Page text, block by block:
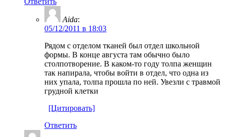
Aida:
05/12/2011 в 18:03
Рядом с отделом тканей был отдел школьной
формы. В конце августа там обычно было
столпотворение. В каком-то году толпа женщин
так напирала, чтобы войти в отдел, что одна из
них упала, толпа прошла по ней. Увезли с травмой
грудной клетки
[Цитировать]
Ответить